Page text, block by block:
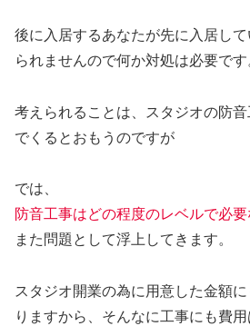
後に入居するあなたが先に入居し
られませんので何か対処は必要です
考えられることは、スタジオの防
でくるとおもうのですが
では、
防音工事はどの程度のレベルで必要
また問題として浮上してきます。
スタジオ開業の為に用意した金額
りますから、そんなに工事にも費